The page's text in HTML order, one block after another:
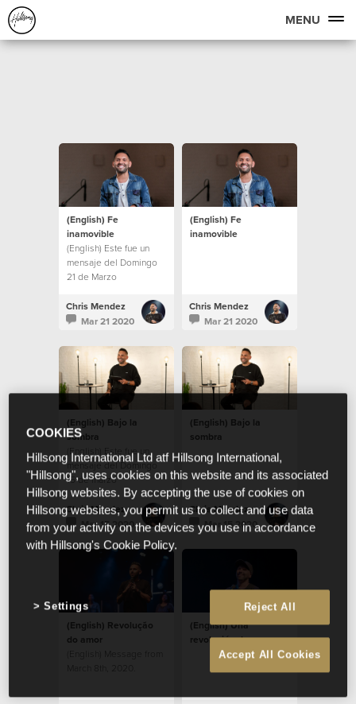
MENU
(English) Fe
inamovible
(English) Este fue un
mensaje del Domingo
21 de Marzo
Chris Mendez
Mar 21 2020
(English) Fe
inamovible
Chris Mendez
Mar 21 2020
(English) Bajo la
sombra
(English) Este fue un
mensaje del Domingo
15 de marzo
Chris Mendez
Mar 15 2020
(English) Bajo la
sombra
Chris Mendez
Mar 15 2020
(English) Revolução
do amor
(English) Message from
March 8th, 2020.
(English) Una
revolución de amor
COOKIES
Hillsong International Ltd atf Hillsong International,
"Hillsong", uses cookies on this website and its associated
Hillsong websites. By accepting the use of cookies on
Hillsong websites, you permit us to collect and use data
from your activity on the devices you use in accordance
with Hillsong's Cookie Policy.
Reject All
Accept All Cookies
Settings